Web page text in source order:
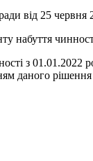
ради від 25
набуття
з 01.01.2022
даного